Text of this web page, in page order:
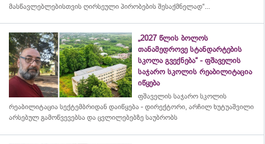
მასწავლებლებისთვის ღირსეული პირობების შესაქმნელად“...
„2027 წლის ბოლოს
თანამედროვე სტანდარტების
სკოლა გვექნება“ - ფშაველის
საჯარო სკოლის რეაბილიტაცია
იწყება
ფშაველის საჯარო სკოლის
რეაბილიტაცია სექტემბრიდან დაიწყება - დირექტორი, არჩილ ხუტუაშვილი
არსებულ გამოწვევებსა და ცვლილებებზე საუბრობს